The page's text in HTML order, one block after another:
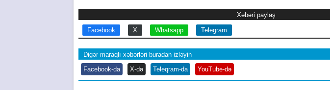
Xəbəri paylaş
Facebook X Whatsapp Telegram
Digər maraqlı xəbərləri buradan izləyin
Facebook-da
X-də Teleqram-da YouTube-də